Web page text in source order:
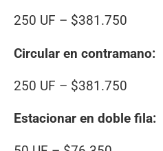
250 UF – $381.750
Circular en contramano:
250 UF – $381.750
Estacionar en doble fila: